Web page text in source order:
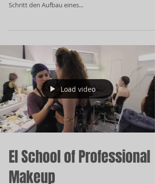
Heute möchten Sie glänzen und besonders gut
Load video
El School of Professional